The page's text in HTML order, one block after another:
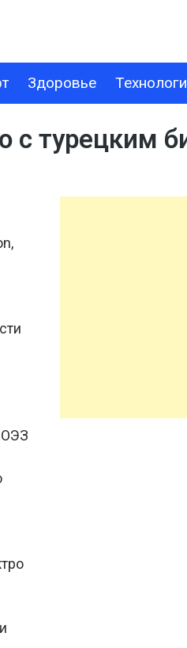
Здоровье
с турецким
ОЭЗ